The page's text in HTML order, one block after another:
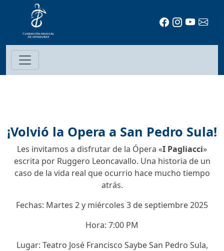
¡Volvió la Opera a San Pedro Sula!
Les invitamos a disfrutar de la Ópera «I Pagliacci»
escrita por Ruggero Leoncavallo. Una historia de un
caso de la vida real que ocurrio hace mucho tiempo
atrás.
Fechas: Martes 2 y miércoles 3 de septiembre 2025
Hora: 7:00 PM
Lugar: Teatro José Francisco Saybe San Pedro Sula,